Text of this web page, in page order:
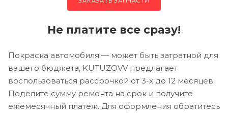
Не платите все сразу!
Покраска автомобиля — может быть затратной для
вашего бюджета, KUTUZOVV предлагает
воспользоваться рассрочкой от 3-х до 12 месяцев.
Поделите сумму ремонта на срок и получите
ежемесячный платеж. Для оформления обратитесь